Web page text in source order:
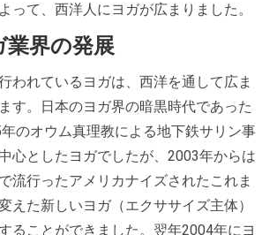
って、西洋人にヨガが広まりました。
業界の発展
われているヨガは、西洋を通して広ま
す。日本のヨガ界の暗黒時代であった
のオウム真理教による地下鉄サリン事
心としたヨガでしたが、2003年からは
流行ったアメリカナイズされたこれま
えた新しいヨガ（エクササイズ主体）
ることができました。翌年2004年にヨ